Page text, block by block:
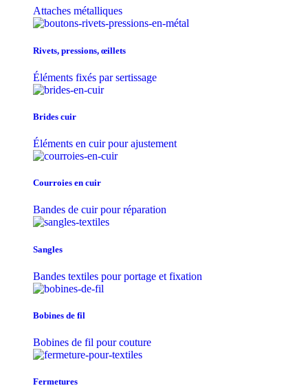
Attaches métalliques
Rivets, pressions, œillets
Éléments fixés par sertissage
Brides cuir
Éléments en cuir pour ajustement
Courroies en cuir
Bandes de cuir pour réparation
Sangles
Bandes textiles pour portage et fixation
Bobines de fil
Bobines de fil pour couture
Fermetures